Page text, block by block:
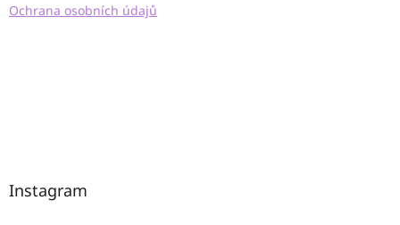
Ochrana osobních údajů
Instagram